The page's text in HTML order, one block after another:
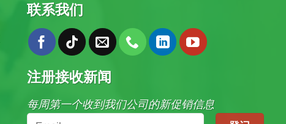
联系我们
注册接收新闻
每周第一个收到我们公司的新促销信息